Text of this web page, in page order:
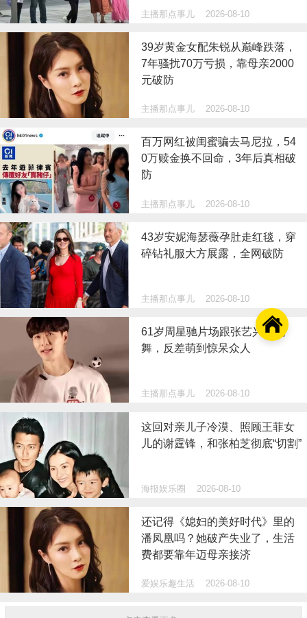
主播那点事儿 2026-08-10
39岁黄金女配朱锐从巅峰跌落，
7年骚扰70万亏损，靠母亲2000
元破防
主播那点事儿 2026-08-10
百万网红被闺蜜骗去马尼拉，54
0万赎金换不回命，3年后真相破
防
主播那点事儿 2026-08-10
43岁安妮海瑟薇孕肚走红毯，穿
碎钻礼服大方展露，全网破防
主播那点事儿 2026-08-10
61岁周星驰片场跟张艺兴学跳
舞，反差萌到惊呆众人
主播那点事儿 2026-08-10
这回对亲儿子冷漠、照顾王菲女
儿的谢霆锋，和张柏芝彻底“切割”
海报娱乐圈 2026-08-10
还记得《媳妇的美好时代》里的
潘凤凰吗？她破产失业了，生活
费都要靠年迈母亲接济
爱娱乐趣生活 2026-08-10
